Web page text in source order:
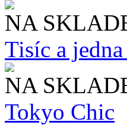
NA
Tisíc a
NA
Tokyo Chic